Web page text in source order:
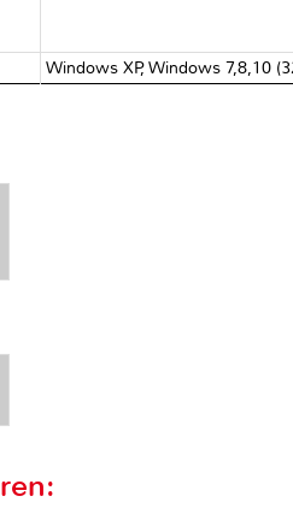
Windows XP, Windows 7,8,10